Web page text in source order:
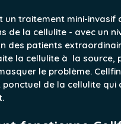
un traitement mini-invasif
de la cellulite - avec un
des patients
la cellulite à la source,
le problème.
de la cellulite qui